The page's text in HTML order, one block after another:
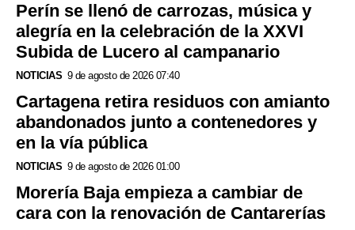
Perín se llenó de carrozas, música y
alegría en la celebración de la XXVI
Subida de Lucero al campanario
NOTICIAS 9 de agosto de 2026 07:40
Cartagena retira residuos con amianto
abandonados junto a contenedores y
en la vía pública
NOTICIAS 9 de agosto de 2026 01:00
Morería Baja empieza a cambiar de
cara con la renovación de Cantarerías